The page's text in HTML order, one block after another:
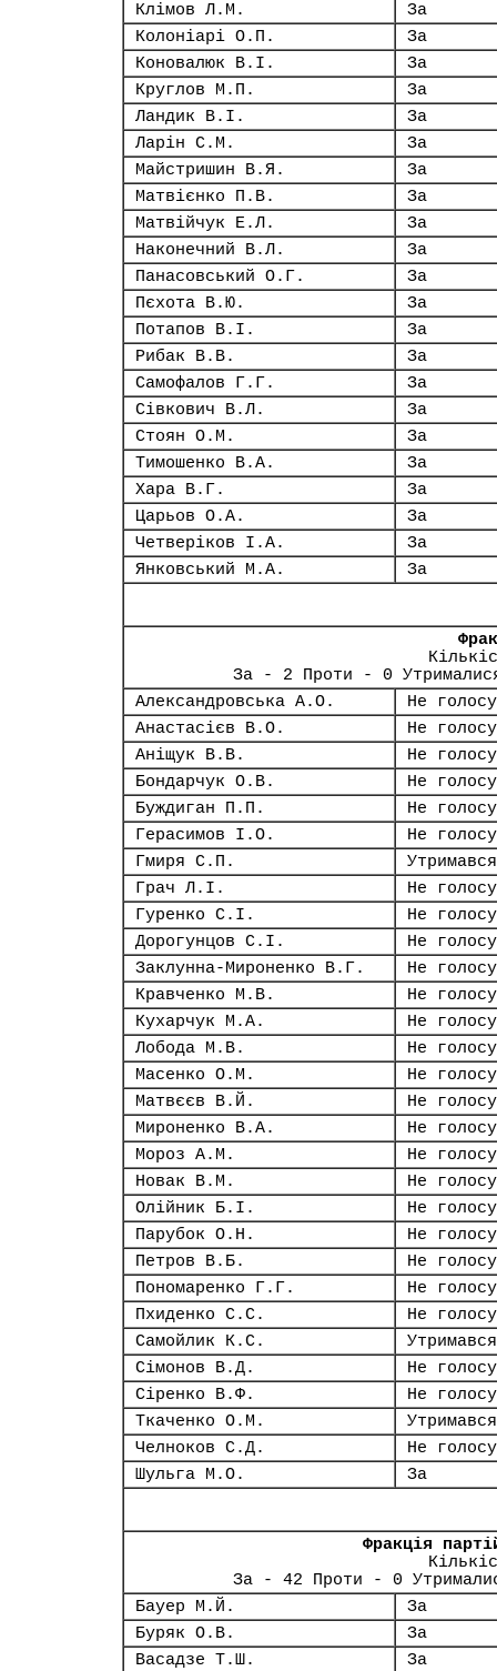
Клімов Л.М.
За
Колоніарі О.П.
За
Коновалюк В.І.
За
Круглов М.П.
За
Ландик В.І.
За
Ларін С.М.
За
Майстришин В.Я.
За
Матвієнко П.В.
За
Матвійчук Е.Л.
За
Наконечний В.Л.
За
Панасовський О.Г.
За
Пєхота В.Ю.
За
Потапов В.І.
За
Рибак В.В.
За
Самофалов Г.Г.
За
Сівкович В.Л.
За
Стоян О.М.
За
Тимошенко В.А.
За
Хара В.Г.
За
Царьов О.А.
За
Четверіков І.А.
За
Янковський М.А.
За
За - 2 Проти - 0
Александровська А.О.
Не
Анастасієв В.О.
Не
Аніщук В.В.
Не
Бондарчук О.В.
Не
Буждиган П.П.
Не
Герасимов І.О.
Не
Гмиря С.П.
Утримався
Грач Л.І.
Не
Гуренко С.І.
Не
Дорогунцов С.І.
Не
Заклунна-Мироненко В.Г.
Не
Кравченко М.В.
Не
Кухарчук М.А.
Не
Лобода М.В.
Не
Масенко О.М.
Не
Матвєєв В.Й.
Не
Мироненко В.А.
Не
Мороз А.М.
Не
Новак В.М.
Не
Олійник Б.І.
Не
Парубок О.Н.
Не
Петров В.Б.
Не
Пономаренко Г.Г.
Не
Пхиденко С.С.
Не
Самойлик К.С.
Утримався
Сімонов В.Д.
Не
Сіренко В.Ф.
Не
Ткаченко О.М.
Утримався
Челноков С.Д.
Не
Шульга М.О.
За
Фракція
За - 42 Проти - 0
Бауер М.Й.
За
Буряк О.В.
За
Васадзе Т.Ш.
За